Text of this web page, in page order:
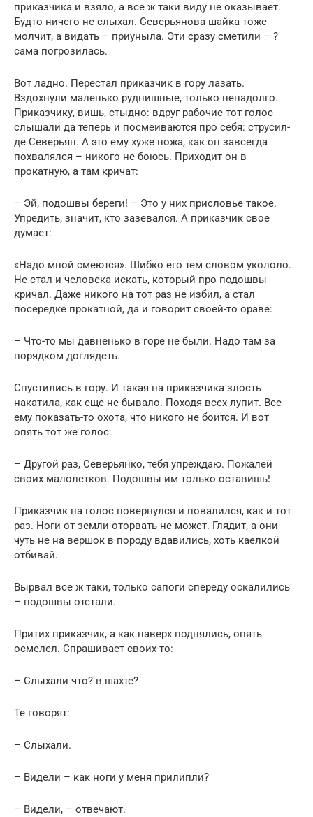
приказчика и взяло, а все ж таки виду не оказывает.
Будто ничего не слыхал. Северьянова шайка тоже
молчит, а видать – приуныла. Эти сразу сметили – ?
сама погрозилась.
Вот ладно. Перестал приказчик в гору лазать.
Вздохнули маленько руднишные, только ненадолго.
Приказчику, вишь, стыдно: вдруг рабочие тот голос
слышали да теперь и посмеиваются про себя: струсил-
де Северьян. А это ему хуже ножа, как он завсегда
похвалялся – никого не боюсь. Приходит он в
прокатную, а там кричат:
– Эй, подошвы береги! – Это у них присловье такое.
Упредить, значит, кто зазевался. А приказчик свое
думает:
«Надо мной смеются». Шибко его тем словом укололо.
Не стал и человека искать, который про подошвы
кричал. Даже никого на тот раз не избил, а стал
посередке прокатной, да и говорит своей-то ораве:
– Что-то мы давненько в горе не были. Надо там за
порядком доглядеть.
Спустились в гору. И такая на приказчика злость
накатила, как еще не бывало. Походя всех лупит. Все
ему показать-то охота, что никого не боится. И вот
опять тот же голос:
– Другой раз, Северьянко, тебя упреждаю. Пожалей
своих малолетков. Подошвы им только оставишь!
Приказчик на голос повернулся и повалился, как и тот
раз. Ноги от земли оторвать не может. Глядит, а они
чуть не на вершок в породу вдавились, хоть каелкой
отбивай.
Вырвал все ж таки, только сапоги спереду оскалились
– подошвы отстали.
Притих приказчик, а как наверх поднялись, опять
осмелел. Спрашивает своих-то:
– Слыхали что? в шахте?
Те говорят:
– Слыхали.
– Видели – как ноги у меня прилипли?
– Видели, – отвечают.